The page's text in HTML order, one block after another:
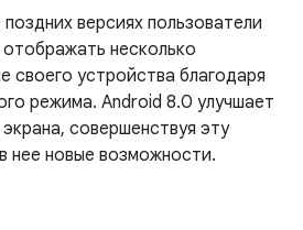
версиях пользователи
несколько
своего устройства благодаря
режима. Android 8.0 улучшает
совершенствуя эту
нее новые возможности.